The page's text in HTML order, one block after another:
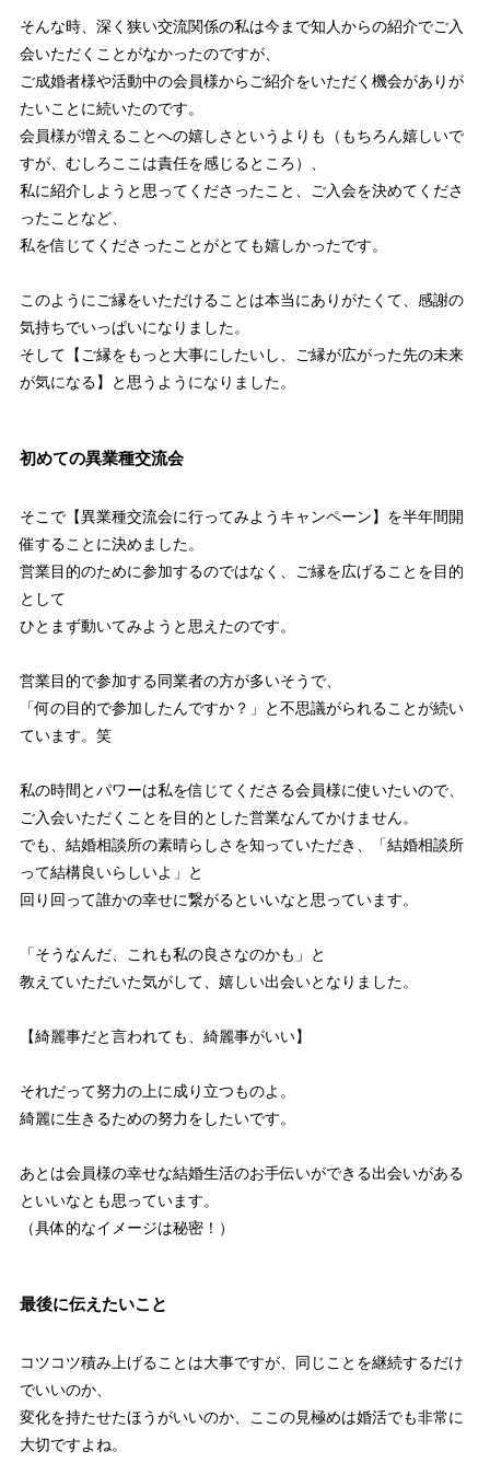
そんな時、深く狭い交流関係の私は今まで知人からの紹介でご入
会いただくことがなかったのですが、
ご成婚者様や活動中の会員様からご紹介をいただく機会がありが
たいことに続いたのです。
会員様が増えることへの嬉しさというよりも（もちろん嬉しいで
すが、むしろここは責任を感じるところ）、
私に紹介しようと思ってくださったこと、ご入会を決めてくださ
ったことなど、
私を信じてくださったことがとても嬉しかったです。
このようにご縁をいただけることは本当にありがたくて、感謝の
気持ちでいっぱいになりました。
そして【ご縁をもっと大事にしたいし、ご縁が広がった先の未来
が気になる】と思うようになりました。
初めての異業種交流会
そこで【異業種交流会に行ってみようキャンペーン】を半年間開
催することに決めました。
営業目的のために参加するのではなく、ご縁を広げることを目的
として
ひとまず動いてみようと思えたのです。
営業目的で参加する同業者の方が多いそうで、
「何の目的で参加したんですか？」と不思議がられることが続い
ています。笑
私の時間とパワーは私を信じてくださる会員様に使いたいので、
ご入会いただくことを目的とした営業なんてかけません。
でも、結婚相談所の素晴らしさを知っていただき、「結婚相談所
って結構良いらしいよ」と
回り回って誰かの幸せに繋がるといいなと思っています。
「そうなんだ、これも私の良さなのかも」と
教えていただいた気がして、嬉しい出会いとなりました。
【綺麗事だと言われても、綺麗事がいい】
それだって努力の上に成り立つものよ。
綺麗に生きるための努力をしたいです。
あとは会員様の幸せな結婚生活のお手伝いができる出会いがある
といいなとも思っています。
（具体的なイメージは秘密！）
最後に伝えたいこと
コツコツ積み上げることは大事ですが、同じことを継続するだけ
でいいのか、
変化を持たせたほうがいいのか、ここの見極めは婚活でも非常に
大切ですよね。